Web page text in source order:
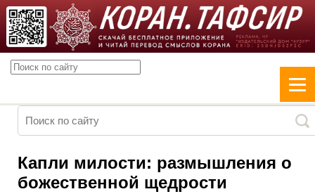
Капли милости: размышления о
божественной щедрости